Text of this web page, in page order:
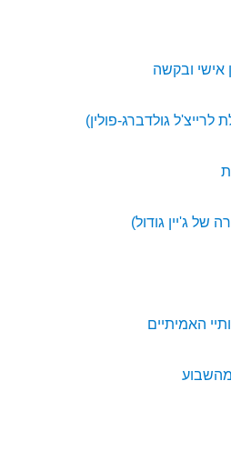
אישי ובקשה
לרייצ'ל גולדברג-פולין)
של ג'יין גודול)
האמיתיים